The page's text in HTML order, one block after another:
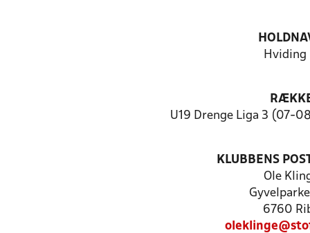
Hviding
U19 Drenge Liga 3 (07-
KLUBBENS
Ole
6760